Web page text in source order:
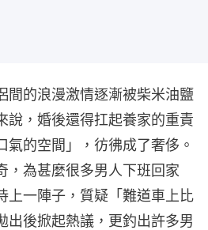
間的浪漫激情逐漸被柴米油鹽
說，婚後還得扛起養家的重責
氣的空間」，彷彿成了奢侈。
，為甚麼很多男人下班回家
上一陣子，質疑「難道車上比
出後掀起熱議，更釣出許多男